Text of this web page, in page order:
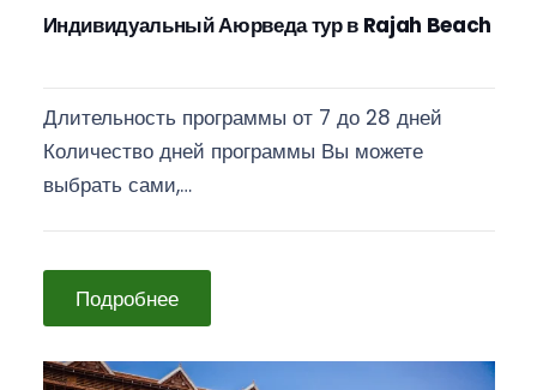
Индивидуальный Аюрведа тур в Rajah Beach
Длительность программы от 7 до 28 дней
Количество дней программы Вы можете
выбрать сами,…
Подробнее